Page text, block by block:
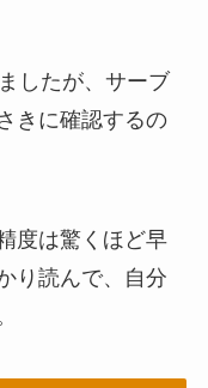
したが、サーブ
きに確認するの
度は驚くほど早
り読んで、自分